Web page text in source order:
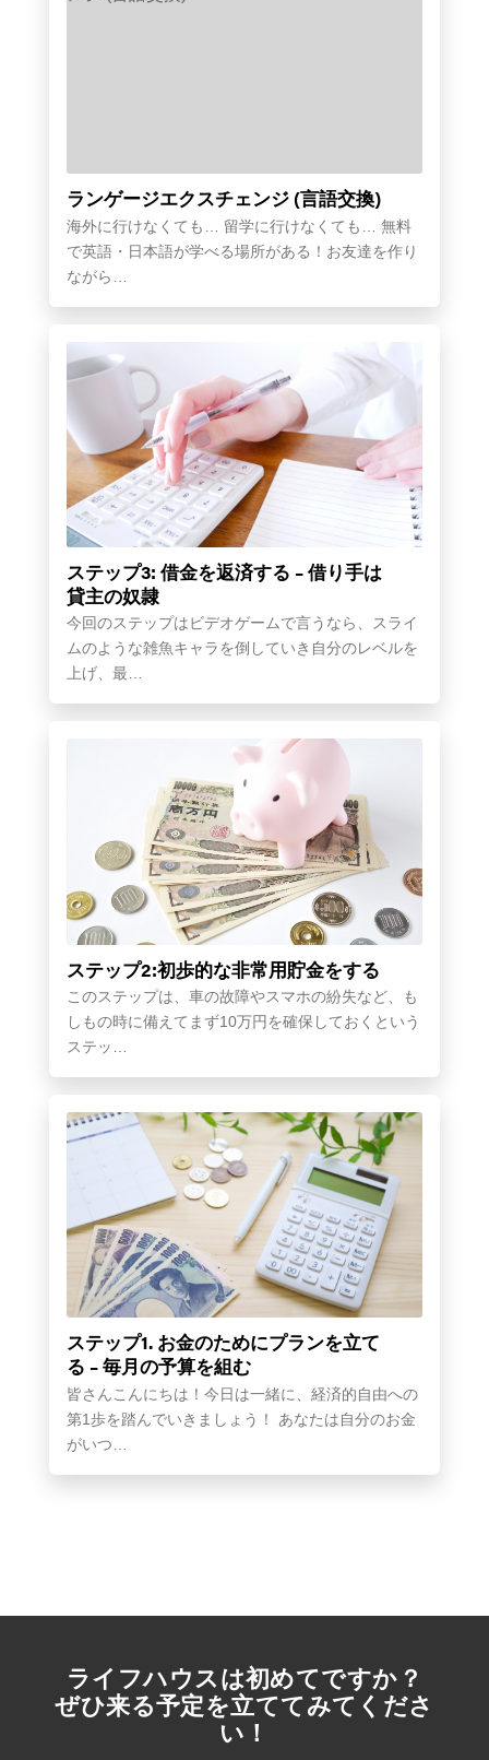
ランゲージエクスチェンジ (言語交換)
海外に行けなくても… 留学に行けなくても… 無料
で英語・日本語が学べる場所がある！お友達を作り
ながら…
ステップ3: 借金を返済する – 借り手は
貸主の奴隷
今回のステップはビデオゲームで言うなら、スライ
ムのような雑魚キャラを倒していき自分のレベルを
上げ、最…
ステップ2:初歩的な非常用貯金をする
このステップは、車の故障やスマホの紛失など、も
しもの時に備えてまず10万円を確保しておくという
ステッ…
ステップ1. お金のためにプランを立て
る – 毎月の予算を組む
皆さんこんにちは！今日は一緒に、経済的自由への
第1歩を踏んでいきましょう！ あなたは自分のお金
がいつ…
ライフハウスは初めてですか？
ぜひ来る予定を立ててみてくださ
い！